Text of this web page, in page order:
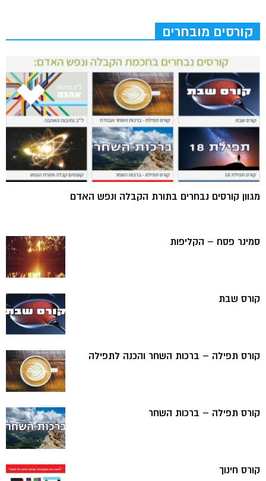
קורסים מובחרים
מגוון קורסים נבחרים בתורת הקבלה ונפש האדם
סמינר פסח – הקליפות
קורס שבת
קורס תפילה – ברכות השחר והכנה לתפילה
קורס תפילה – ברכות השחר
קורס חינוך